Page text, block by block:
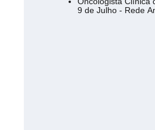
9 de Julho - Rede